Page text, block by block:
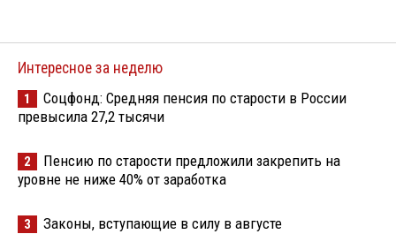
Интересное за неделю
1
Соцфонд: Средняя пенсия по старости в России
превысила 27,2 тысячи
2
Пенсию по старости предложили закрепить на
уровне не ниже 40% от заработка
3 Законы, вступающие в силу в августе